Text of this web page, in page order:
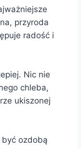
przyroda
radość i
Nic nie
chleba,
ukiszonej
ozdobą